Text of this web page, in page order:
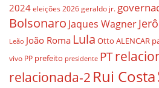
2024 eleições 2026 geraldo jr.
Bolsonaro Jaques Wagner
Leão João Roma Lula Otto ALENCAR
vivo PP prefeito presidente PT
relacionada-2 Rui Costa